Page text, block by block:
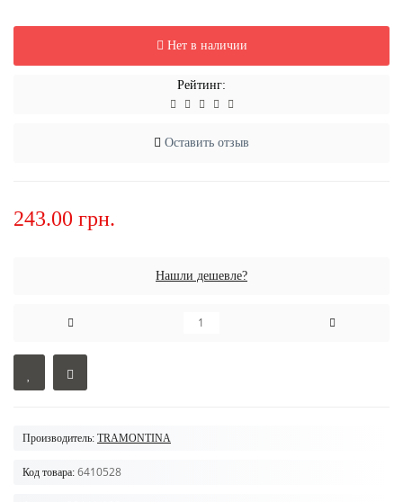
Нет в наличии
Рейтинг:
Оставить отзыв
243.00 грн.
Нашли дешевле?
Производитель: TRAMONTINA
Код товара: 6410528